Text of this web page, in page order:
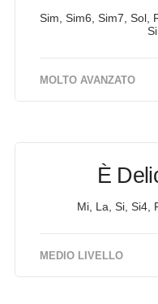
Sim, Sim6, Sim7, Sol,
MOLTO AVANZATO
È
Mi, La, Si, Si4,
MEDIO LIVELLO